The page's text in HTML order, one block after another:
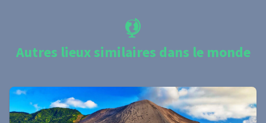
Autres lieux similaires dans le monde